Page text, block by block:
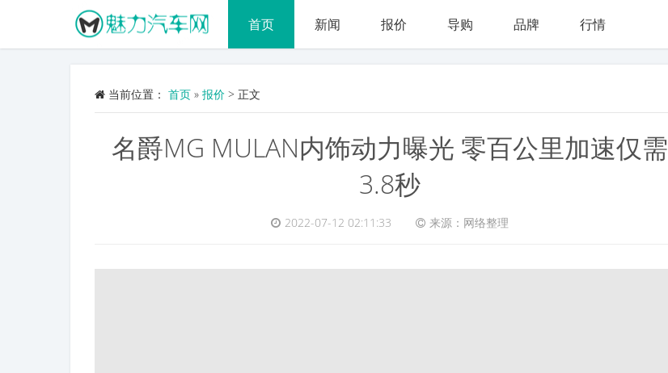
首页 新闻 报价 导购 品牌 行情
当前位置： 首页 » 报价 > 正文
名爵MG MULAN内饰动力曝光 零百公里加速仅需
3.8秒
2022-07-12 02:11:33 来源：网络整理